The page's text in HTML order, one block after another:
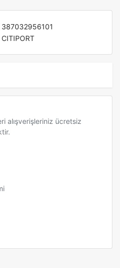
387032956101
CITIPORT
alışverişleriniz ücretsiz